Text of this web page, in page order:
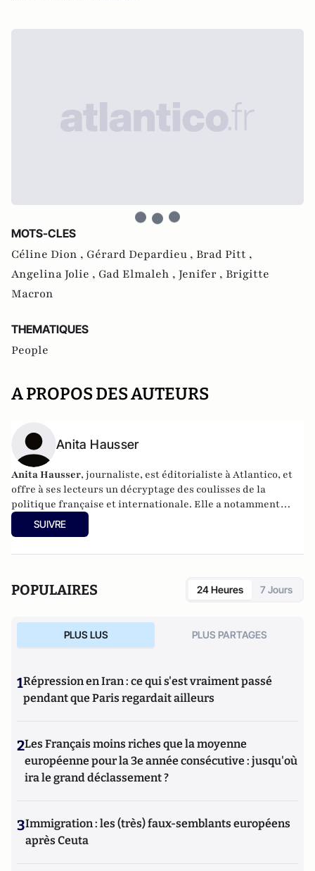
MOTS-CLES
Céline Dion , Gérard Depardieu , Brad Pitt ,
Angelina Jolie , Gad Elmaleh , Jenifer , Brigitte
Macron
THEMATIQUES
People
A PROPOS DES AUTEURS
Anita Hausser
Anita Hausser, journaliste, est éditorialiste à Atlantico, et
offre à ses lecteurs un décryptage des coulisses de la
politique française et internationale. Elle a notamment
publiéSarkozy, itinéraire d'une ambition
l'Archipel, 2003). Elle a également réalisé les documentaires
SUIVRE
POPULAIRES 24 Heures 7 Jours
PLUS LUS PLUS PARTAGES
1Répression en Iran : ce qui s'est vraiment passé
pendant que Paris regardait ailleurs
2Les Français moins riches que la moyenne
européenne pour la 3e année consécutive : jusqu'où
ira le grand déclassement ?
3Immigration : les (très) faux-semblants européens
après Ceuta